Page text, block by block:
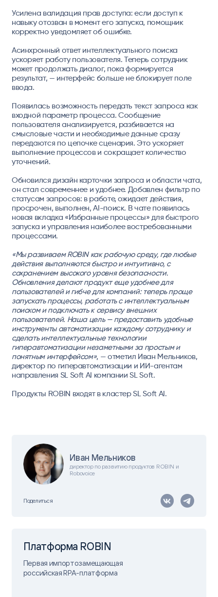
Иван Мельников
директор по развитию продуктов ROBIN и
Robovoice
Поделиться
Усилена валидация прав доступа: если доступ к
навыку отозван в момент его запуска, помощник
корректно уведомляет об ошибке.
Асинхронный ответ интеллектуального поиска
ускоряет работу пользователя. Теперь сотрудник
может продолжать диалог, пока формируется
результат, — интерфейс больше не блокирует поле
ввода.
Появилась возможность передать текст запроса как
входной параметр процесса. Сообщение
пользователя анализируется, разбивается на
смысловые части и необходимые данные сразу
передаются по цепочке сценария. Это ускоряет
выполнение процессов и сокращает количество
уточнений.
Обновился дизайн карточки запроса и области чата,
он стал современнее и удобнее. Добавлен фильтр по
статусам запросов: в работе, ожидает действия,
просрочен, выполнен, AI-поиск. В чате появилась
новая вкладка «Избранные процессы» для быстрого
запуска и управления наиболее востребованными
процессами.
«Мы развиваем ROBIN как рабочую среду, где любые
действия выполняются быстро и интуитивно, с
сохранением высокого уровня безопасности.
Обновления делают продукт еще удобнее для
пользователей и гибче для компаний: теперь проще
запускать процессы, работать с интеллектуальным
поиском и подключать к сервису внешних
пользователей. Наша цель — предоставить удобные
инструменты автоматизации каждому сотруднику и
сделать интеллектуальные технологии
гиперавтоматизации незаметными за простым и
понятным интерфейсом», — отметил Иван Мельников,
директор по гиперавтоматизации и ИИ-агентам
направления SL Soft AI компании SL Soft.
Продукты ROBIN входят в кластер SL Soft AI.
Платформа ROBIN
Первая импортозамещающая
российская RPA-платформа